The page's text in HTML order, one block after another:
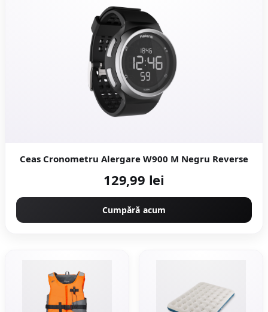
Ceas Cronometru Alergare W900 M Negru Reverse
129,99 lei
Cumpără acum